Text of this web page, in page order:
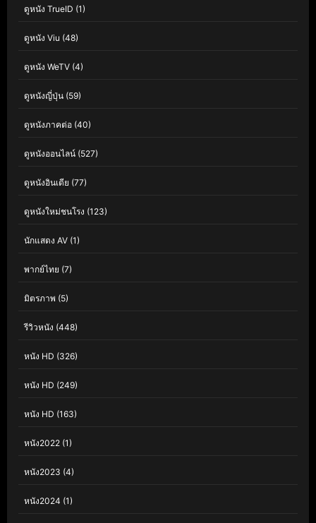
ดูหนัง TrueID (1)
ดูหนัง Viu (48)
ดูหนัง WeTV (4)
ดูหนังญี่ปุ่น (59)
ดูหนังภาคต่อ (40)
ดูหนังออนไลน์ (527)
ดูหนังอินเดีย (77)
ดูหนังใหม่ชนโรง (123)
นักแสดง AV (1)
พากย์ไทย (7)
มิตรภาพ (5)
รีวิวหนัง (448)
หนัง HD (326)
หนัง HD (249)
หนัง HD (163)
หนัง2022 (1)
หนัง2023 (4)
หนัง2024 (1)